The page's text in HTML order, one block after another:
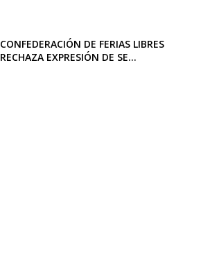
CONFEDERACIÓN DE FERIAS LIBRES
RECHAZA EXPRESIÓN DE SE...